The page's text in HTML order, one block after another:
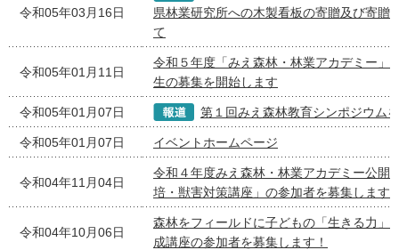
令和05年03月16日
県林業研究所への木製看板の寄贈及び寄贈
て
令和05年01月11日
令和５年度「みえ森林・林業アカデミー」
生の募集を開始します
令和05年01月07日 第１回みえ森林教育シンポジウム
令和05年01月07日 イベントホームページ
令和04年11月04日
令和４年度みえ森林・林業アカデミー公開
培・獣害対策講座」の参加者を募集します
令和04年10月06日
森林をフィールドに子どもの「生きる力」
成講座の参加者を募集します！